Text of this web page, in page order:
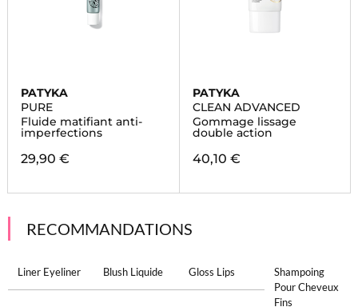
PATYKA
PURE
Fluide matifiant anti-
imperfections
29,90 €
PATYKA
CLEAN ADVANCED
Gommage lissage
double action
40,10 €
RECOMMANDATIONS
Liner Eyeliner Blush Liquide Gloss Lips
Shampoing
Pour Cheveux
Fins